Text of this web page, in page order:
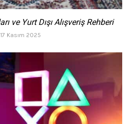
ve Yurt Dışı Alışveriş Rehberi
17 Kasım 2025